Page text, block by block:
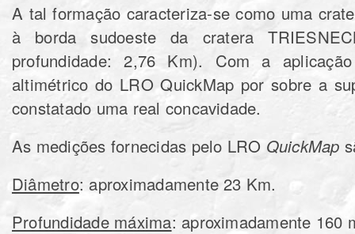
A tal formação caracteriza-se como uma
à borda sudoeste da cratera
profundidade: 2,76 Km). Com a
altimétrico do LRO QuickMap por sobre a
constatado uma real concavidade.
As medições fornecidas pelo LRO QuickMap
Diâmetro: aproximadamente 23 Km.
Profundidade máxima: aproximadamente 160